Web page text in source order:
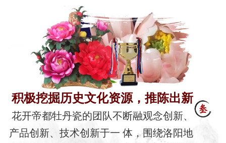
积极挖掘历史文化资源，推陈出新
花开帝都牡丹瓷的团队不断融观念创新、
产品创新、技术创新于一 体，围绕洛阳地